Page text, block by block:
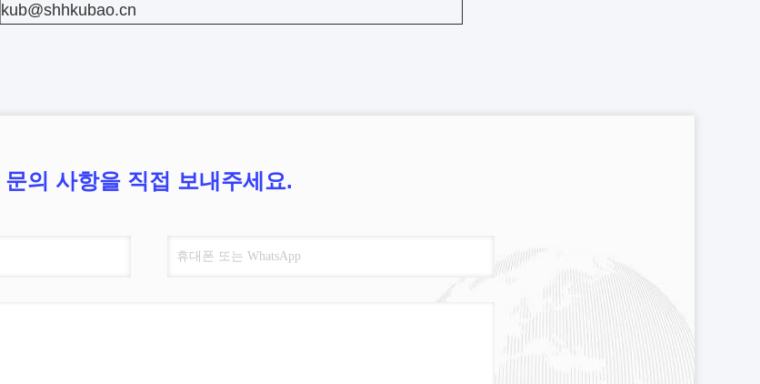
kub@shhkubao.cn
문의 사항을 직접 보내주세요.